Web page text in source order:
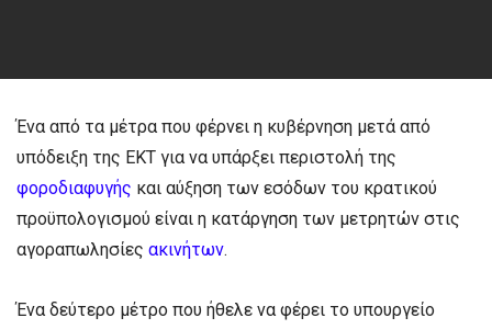
Ένα από τα μέτρα που φέρνει η κυβέρνηση μετά από
υπόδειξη της ΕΚΤ για να υπάρξει περιστολή της
φοροδιαφυγής και αύξηση των εσόδων του κρατικού
προϋπολογισμού είναι η κατάργηση των μετρητών στις
αγοραπωλησίες ακινήτων.
Ένα δεύτερο μέτρο που ήθελε να φέρει το υπουργείο